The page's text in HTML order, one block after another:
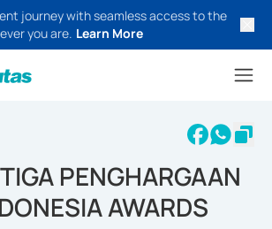
journey with seamless access to the
you are. Learn More
PENGHARGAAN
AWARDS